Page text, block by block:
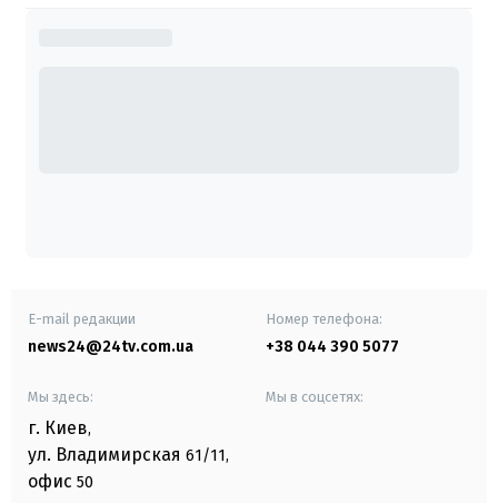
E-mail редакции
news24@24tv.com.ua
Номер телефона:
+38 044 390 5077
Мы здесь:
г. Киев,
ул. Владимирская 61/11,
офис 50
Мы в соцсетях: